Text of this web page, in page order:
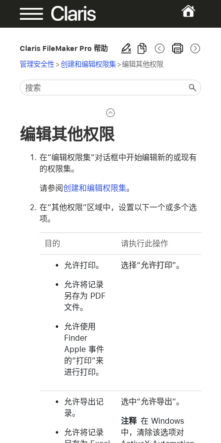
Claris FileMaker Pro 帮助
管理安全性>创建和编辑权限集 >编辑其他权限
编辑其他权限
在“编辑权限集”对话框中开始编辑新的或现有
的权限集。
请参阅创建和编辑权限集。
在“其他权限”区域中，设置以下一个或多个选
项。
目的 请执行此操作
允许打印。
允许将记录
另存为 PDF
文件。
允许使用
Finder
Apple 事件
的“打印”来
进行打印。
选择“允许打印”。
允许导出记
录。
允许将记录
选中“允许导出”。
注释 在 Windows
中，清除该选项对